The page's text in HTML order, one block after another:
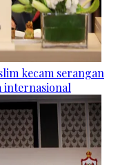
kecam serangan
internasional